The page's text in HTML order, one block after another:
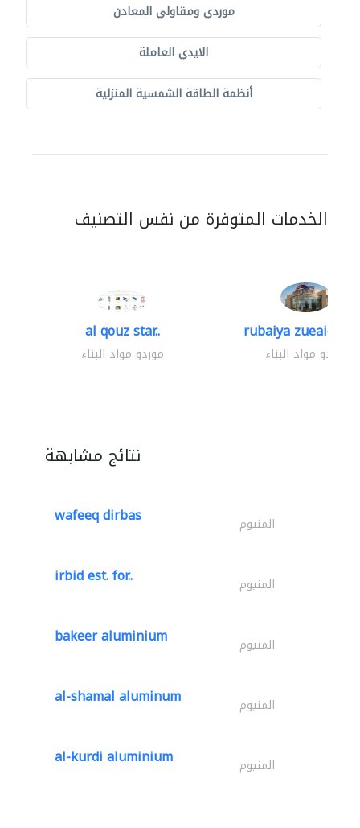
موردي ومقاولي المعادن
الايدي العاملة
أنظمة الطاقة الشمسية المنزلية
الخدمات المتوفرة من نفس التصنيف
al qouz star..
موردو مواد البناء
rubaiya zueaid
موردو مواد البناء
نتائج مشابهة
wafeeq dirbas المنيوم
irbid est. for.. المنيوم
bakeer aluminium المنيوم
al-shamal aluminum المنيوم
al-kurdi aluminium المنيوم